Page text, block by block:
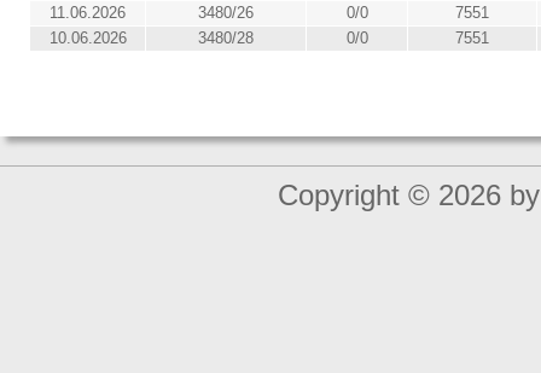
11.06.2026
3480/26 0/0
7551
10.06.2026
3480/28 0/0 7551
Copyright © 2026